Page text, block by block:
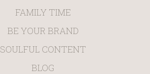
FAMILY TIME
BE YOUR BRAND
SOULFUL CONTENT
BLOG